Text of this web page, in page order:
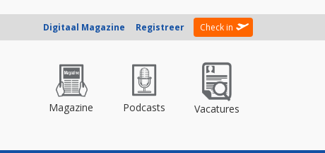
Digitaal Magazine Registreer Check in
Magazine Podcasts Vacatures